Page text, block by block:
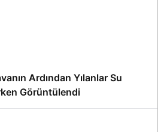
Ardından Yılanlar Su
Görüntülendi